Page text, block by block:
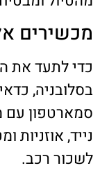
מכשירים
כדי לתעד את
בסלובניה,
סמארטפון עם
נייד,
לשכור רכב.